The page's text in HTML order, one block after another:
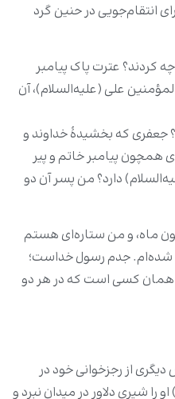
انتقام‌جویی در حنین گرد
کردند؟ عترت پاک پیامبر
علی (علیه‌السلام)، آن
جعفری که بخشیدۀ خداوند و
پیامبر خاتم و پیر
دارد؟ من پسر آن دو
ماه، و من ستاره‌ای هستم
شده‌ام. جدم رسول خداست؛
همان کسی است که در هر دو
از رجزخوانی خود در
را شیری دلاور در میدان نبرد و